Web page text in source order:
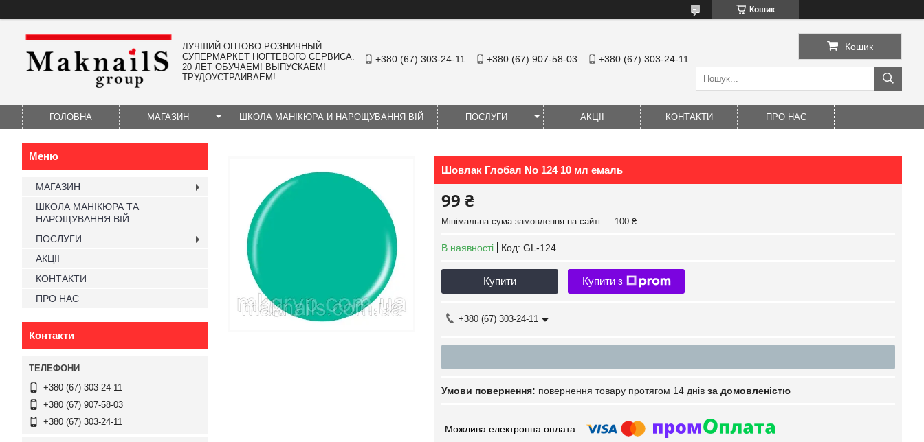
Кошик
ЛУЧШИЙ ОПТОВО-РОЗНИЧНЫЙ
СУПЕРМАРКЕТ НОГТЕВОГО СЕРВИСА.
20 ЛЕТ ОБУЧАЕМ! ВЫПУСКАЕМ!
ТРУДОУСТРАИВАЕМ!
+380 (67) 303-24-11 +380 (67) 907-58-03 +380 (67) 303-24-11
Кошик
ГОЛОВНА МАГАЗИН ШКОЛА МАНІКЮРА И НАРОЩУВАННЯ ВІЙ ПОСЛУГИ АКЦІІ КОНТАКТИ ПРО НАС
Шовлак Глобал No 124 10 мл емаль
99 ₴
Мінімальна сума замовлення на сайті — 100 ₴
В наявності Код: GL-124
Купити Купити з
+380 (67) 303-24-11
повернення товару протягом 14 днів за домовленістю
МАГАЗИН
ШКОЛА МАНІКЮРА ТА
НАРОЩУВАННЯ ВІЙ
ПОСЛУГИ
АКЦІІ
КОНТАКТИ
ПРО НАС
Контакти
+380 (67) 303-24-11
+380 (67) 907-58-03
+380 (67) 303-24-11